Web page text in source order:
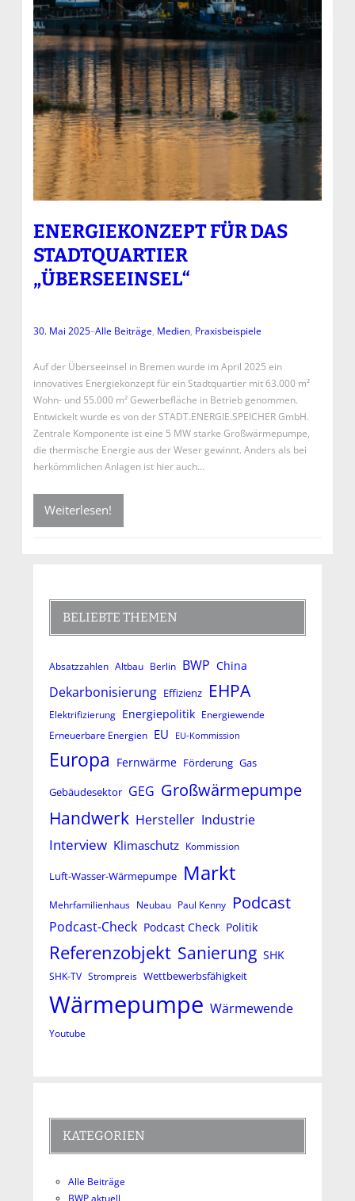
ENERGIEKONZEPT FÜR DAS
STADTQUARTIER
„ÜBERSEEINSEL“
30. Mai 2025–Alle Beiträge, Medien, Praxisbeispiele
Auf der Überseeinsel in Bremen wurde im April 2025 ein
innovatives Energiekonzept für ein Stadtquartier mit 63.000 m²
Wohn- und 55.000 m² Gewerbefläche in Betrieb genommen.
Entwickelt wurde es von der STADT.ENERGIE.SPEICHER GmbH.
Zentrale Komponente ist eine 5 MW starke Großwärmepumpe,
die thermische Energie aus der Weser gewinnt. Anders als bei
herkömmlichen Anlagen ist hier auch…
Weiterlesen!
BELIEBTE THEMEN
Absatzzahlen Altbau Berlin BWP China
Dekarbonisierung Effizienz EHPA
Elektrifizierung Energiepolitik Energiewende
Erneuerbare Energien EU EU-Kommission
Europa Fernwärme Förderung Gas
Gebäudesektor GEG Großwärmepumpe
Handwerk Hersteller Industrie
Interview Klimaschutz Kommission
Luft-Wasser-Wärmepumpe Markt
Mehrfamilienhaus Neubau Paul Kenny Podcast
Podcast-Check Podcast Check Politik
Referenzobjekt Sanierung SHK
SHK-TV Strompreis Wettbewerbsfähigkeit
Wärmepumpe Wärmewende
Youtube
KATEGORIEN
Alle Beiträge